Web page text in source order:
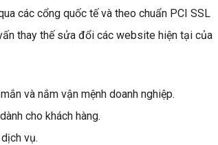
các cổng quốc tế và theo chuẩn PCI SSL
thay thế sửa đổi các website hiện tại của
và nắm vận mệnh doanh nghiệp.
cho khách hàng.
vụ.